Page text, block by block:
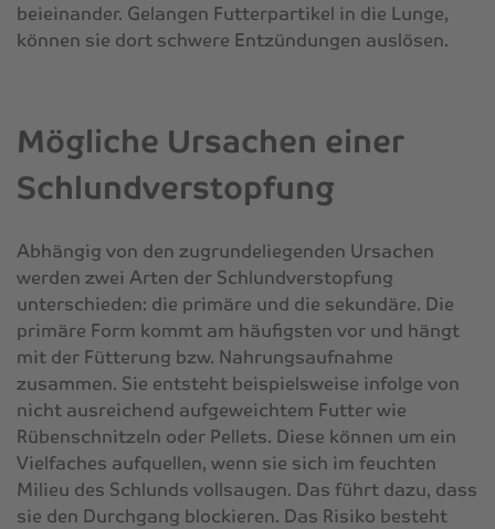
beieinander. Gelangen Futterpartikel in die Lunge,
können sie dort schwere Entzündungen auslösen.
Mögliche Ursachen einer
Schlundverstopfung
Abhängig von den zugrundeliegenden Ursachen
werden zwei Arten der Schlundverstopfung
unterschieden: die primäre und die sekundäre. Die
primäre Form kommt am häufigsten vor und hängt
mit der Fütterung bzw. Nahrungsaufnahme
zusammen. Sie entsteht beispielsweise infolge von
nicht ausreichend aufgeweichtem Futter wie
Rübenschnitzeln oder Pellets. Diese können um ein
Vielfaches aufquellen, wenn sie sich im feuchten
Milieu des Schlunds vollsaugen. Das führt dazu, dass
sie den Durchgang blockieren. Das Risiko besteht